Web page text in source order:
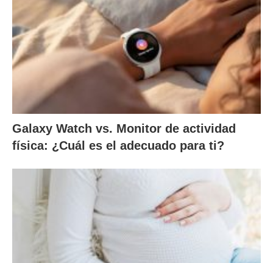
Galaxy Watch vs. Monitor de actividad
física: ¿Cuál es el adecuado para ti?